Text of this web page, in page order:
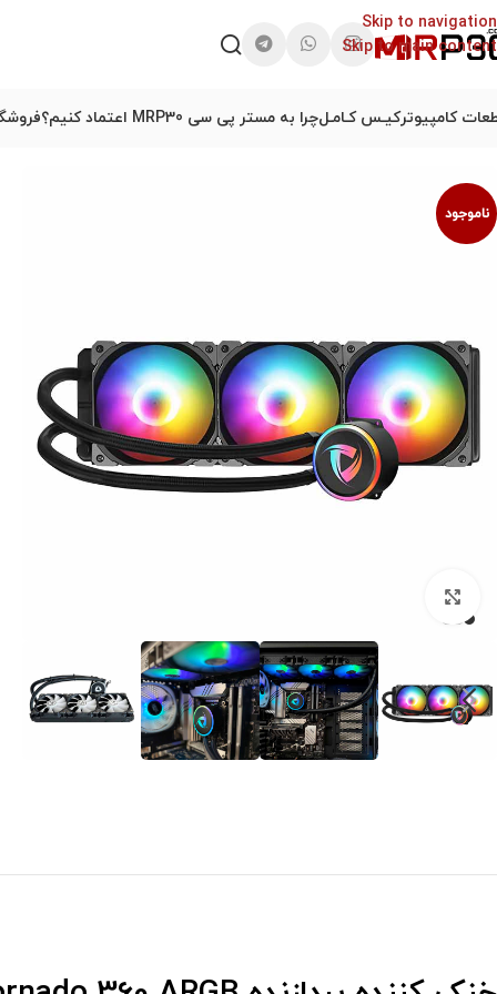
Skip to navigation
Skip to main content
کامپیوترکیـس کـامـلچرا به مستر پی سی MRP30 اعتماد کنیم؟
ناموجود